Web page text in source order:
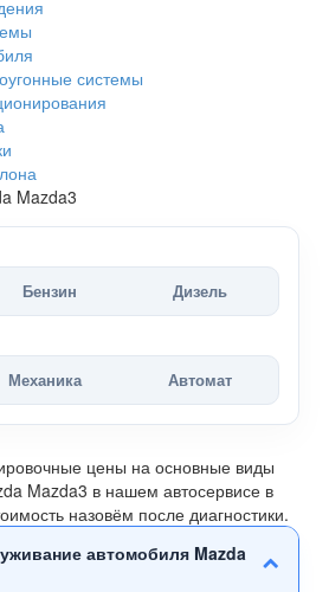
системы
Mazda3
Бензин Дизель
Механика Автомат
цены на основные виды
Mazda3 в нашем автосервисе в
назовём после диагностики.
автомобиля Mazda